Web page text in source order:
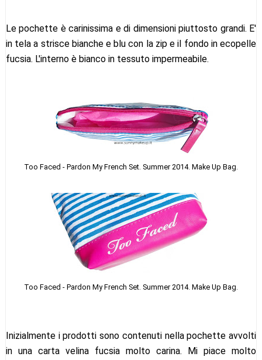
Le pochette è carinissima e di dimensioni piuttosto grandi. E'
in tela a strisce bianche e blu con la zip e il fondo in ecopelle
fucsia. L'interno è bianco in tessuto impermeabile.
Too Faced - Pardon My French Set. Summer 2014. Make Up Bag.
Too Faced - Pardon My French Set. Summer 2014. Make Up Bag.
Inizialmente i prodotti sono contenuti nella pochette avvolti
in una carta velina fucsia molto carina. Mi piace molto